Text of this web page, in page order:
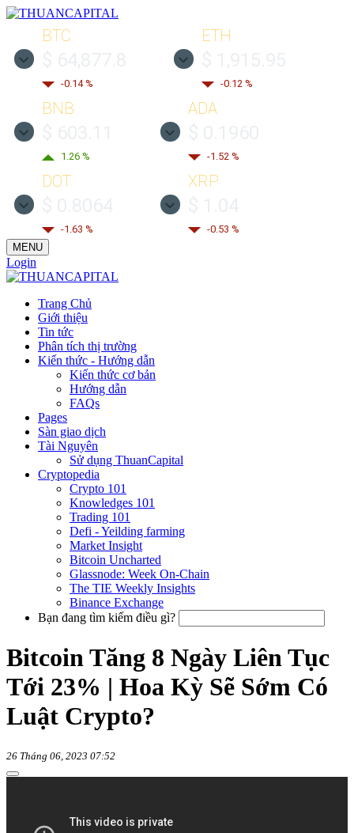
BTC
-0.14 %
ETH
-0.12 %
BNB
1.26 %
ADA
-1.52 %
DOT
-1.63 %
XRP
-0.53 %
MENU
Login
Trang Chủ
Giới thiệu
Tin tức
Phân tích thị trường
Kiến thức - Hướng dẫn
Kiến thức cơ bản
Hướng dẫn
FAQs
Pages
Sàn giao dịch
Tài Nguyên
Sử dụng ThuanCapital
Cryptopedia
Crypto 101
Knowledges 101
Trading 101
Defi - Yeilding farming
Market Insight
Bitcoin Uncharted
Glassnode: Week On-Chain
The TIE Weekly Insights
Binance Exchange
Bạn đang tìm kiếm điều gì?
Bitcoin Tăng 8 Ngày Liên Tục
Tới 23% | Hoa Kỳ Sẽ Sớm Có
Luật Crypto?
26 Tháng 06, 2023 07:52